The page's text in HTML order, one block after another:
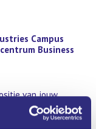
Campus
Business
van jouw